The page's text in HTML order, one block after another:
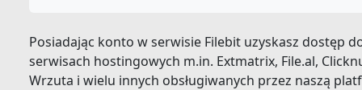
Posiadając konto w serwisie Filebit uzyskasz dostęp
serwisach hostingowych m.in. Extmatrix, File.al,
Wrzuta i wielu innych obsługiwanych przez naszą